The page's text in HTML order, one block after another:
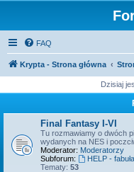
FAQ
Krypta - Strona główna
Dzisiaj
Final Fantasy I-VI
Tu rozmawiamy o dwóch
wydanych na NES i
Moderator: Moderatorzy
Subforum:
HELP -
Tematy: 53